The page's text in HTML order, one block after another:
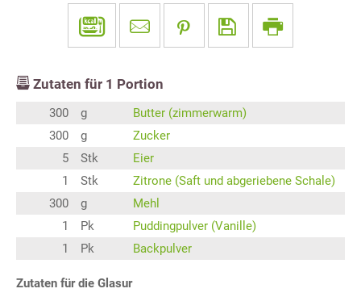
Zutaten für 1 Portion
300 g
Butter (zimmerwarm)
300
g
Zucker
5
Stk
Eier
1
Stk
Zitrone (Saft und abgeriebene Schale)
300
g
Mehl
1
Pk
Puddingpulver (Vanille)
1
Pk Backpulver
Zutaten für die Glasur